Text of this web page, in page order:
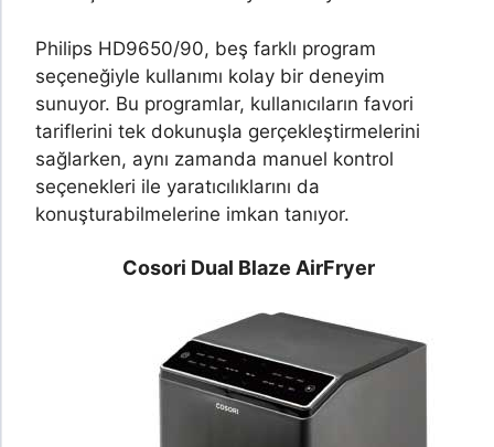
Philips HD9650/90, beş farklı program
seçeneğiyle kullanımı kolay bir deneyim
sunuyor. Bu programlar, kullanıcıların favori
tariflerini tek dokunuşla gerçekleştirmelerini
sağlarken, aynı zamanda manuel kontrol
seçenekleri ile yaratıcılıklarını da
konuşturabilmelerine imkan tanıyor.
Cosori Dual Blaze AirFryer